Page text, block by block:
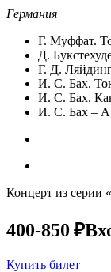
Германия
Г. Муффат.
Д.
Г. Д.
И. С. Бах.
И. С. Бах.
И. С. Бах –
Концерт из серии «
400-850 ₽
Купить билет